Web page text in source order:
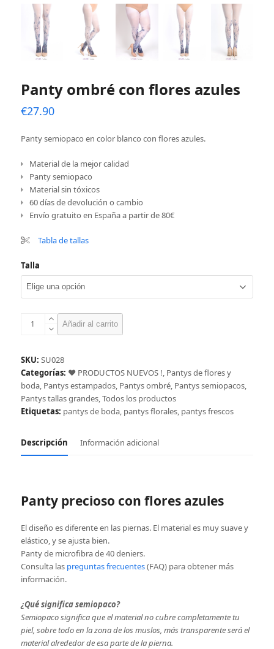
Panty ombré con flores azules
€27.90
Panty semiopaco en color blanco con flores azules.
Material de la mejor calidad
Panty semiopaco
Material sin tóxicos
60 días de devolución o cambio
Envío gratuito en España a partir de 80€
Tabla de tallas
Talla
Panty
flores
azules
cantidad
Añadir al carrito
SKU: SU028
Categorías: ❤️ PRODUCTOS NUEVOS !, Pantys de flores y
boda, Pantys estampados, Pantys ombré, Pantys semiopacos,
Pantys tallas grandes,Todos los productos
Etiquetas: pantys de boda, pantys florales, pantys frescos
Descripción Información adicional
Panty precioso con flores azules
El diseño es diferente en las piernas. El material es muy suave y
elástico, y se ajusta bien.
Panty de microfibra de 40 deniers.
Consulta las preguntas frecuentes(FAQ) para obtener más
información.
¿Qué significa semiopaco?
Semiopaco significa que el material no cubre completamente tu
piel, sobre todo en la zona de los muslos, más transparente será el
material alrededor de esa parte de la pierna.